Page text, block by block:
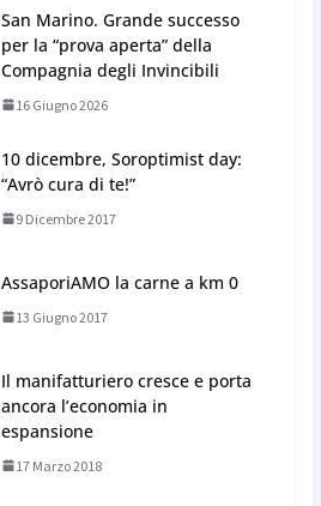
San Marino. Grande successo
per la “prova aperta” della
Compagnia degli Invincibili
16 Giugno 2026
10 dicembre, Soroptimist day:
“Avrò cura di te!”
9 Dicembre 2017
AssaporiAMO la carne a km 0
13 Giugno 2017
Il manifatturiero cresce e porta
ancora l’economia in
espansione
17 Marzo 2018